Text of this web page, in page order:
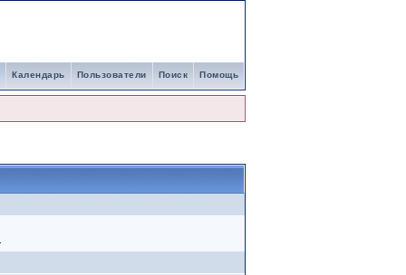
Помощь
Поиск
Пользователи
Календарь